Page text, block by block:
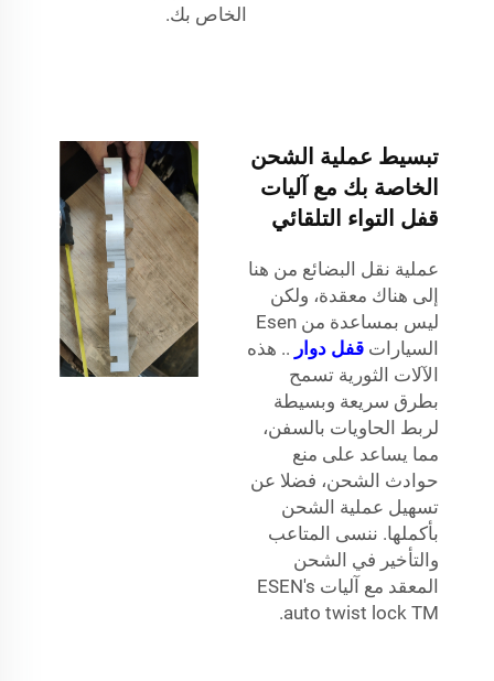
الخاص بك.
تبسيط عملية الشحن
الخاصة بك مع آليات
قفل التواء التلقائي
عملية نقل البضائع من هنا
إلى هناك معقدة، ولكن
ليس بمساعدة من Esen
السيارات قفل دوار .. هذه
الآلات الثورية تسمح
بطرق سريعة وبسيطة
لربط الحاويات بالسفن،
مما يساعد على منع
حوادث الشحن، فضلا عن
تسهيل عملية الشحن
بأكملها. ننسى المتاعب
والتأخير في الشحن
المعقد مع آليات ESEN's
auto twist lock TM.